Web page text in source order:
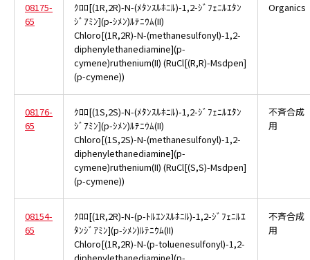
08175-
65
ｸﾛﾛ[(1R,2R)-N-(ﾒﾀﾝｽﾙﾎﾆﾙ)-1,2-ｼﾞﾌｪﾆﾙｴﾀﾝ
ｼﾞｱﾐﾝ](p-ｼﾒﾝ)ﾙﾃﾆｳﾑ(II)
Chloro[(1R,2R)-N-(methanesulfonyl)-1,2-
diphenylethanediamine](p-
cymene)ruthenium(II) (RuCl[(R,R)-Msdpen]
(p-cymene))
Organics
08176-
65
ｸﾛﾛ[(1S,2S)-N-(ﾒﾀﾝｽﾙﾎﾆﾙ)-1,2-ｼﾞﾌｪﾆﾙｴﾀﾝ
ｼﾞｱﾐﾝ](p-ｼﾒﾝ)ﾙﾃﾆｳﾑ(II)
Chloro[(1S,2S)-N-(methanesulfonyl)-1,2-
diphenylethanediamine](p-
cymene)ruthenium(II) (RuCl[(S,S)-Msdpen]
(p-cymene))
不斉合成
用
08154-
65
ｸﾛﾛ[(1R,2R)-N-(p-ﾄﾙｴﾝｽﾙﾎﾆﾙ)-1,2-ｼﾞﾌｪﾆﾙｴ
ﾀﾝｼﾞｱﾐﾝ](p-ｼﾒﾝ)ﾙﾃﾆｳﾑ(II)
Chloro[(1R,2R)-N-(p-toluenesulfonyl)-1,2-
不斉合成
用